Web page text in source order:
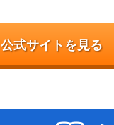
公式サイトを見る